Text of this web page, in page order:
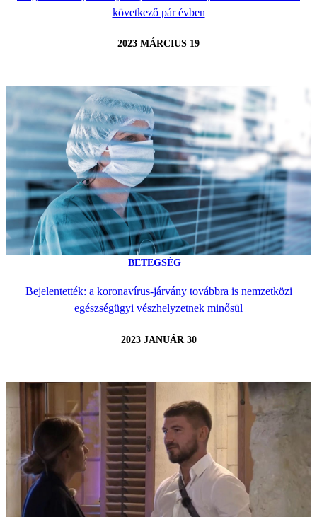
következő pár évben
2023 MÁRCIUS 19
BETEGSÉG
Bejelentették: a koronavírus-járvány továbbra is nemzetközi
egészségügyi vészhelyzetnek minősül
2023 JANUÁR 30